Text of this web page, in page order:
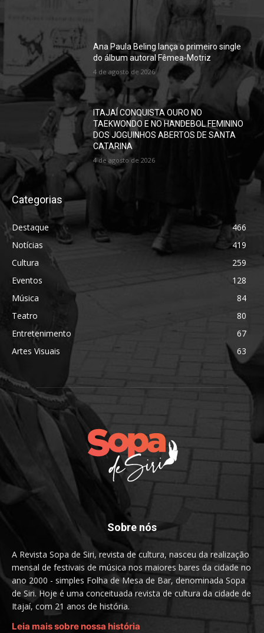
Ana Paula Beling lança o primeiro single
do álbum autoral Fêmea-Motriz
4 de agosto de 2026
ITAJAÍ CONQUISTA OURO NO
TAEKWONDO E NO HANDEBOL FEMININO
DOS JOGUINHOS ABERTOS DE SANTA
CATARINA
4 de agosto de 2026
Categorias
Destaque
466
Notícias
419
Cultura
259
Eventos
128
Música
84
Teatro
80
Entretenimento
67
Artes Visuais
63
Sobre nós
A Revista Sopa de Siri, revista de cultura, nasceu da realização
mensal de festivais de música nos maiores bares da cidade no
ano 2000 - simples Folha de Mesa de Bar, denominada Sopa
de Siri. Hoje é uma conceituada revista de cultura da cidade de
Itajaí, com 21 anos de história.
Leia mais sobre nossa história